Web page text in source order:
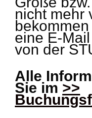
nicht mehr
eine E-
von der
Alle
Sie im >>